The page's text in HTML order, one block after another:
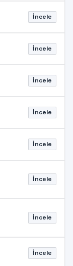
İncele
İncele
İncele
İncele
İncele
İncele
İncele
İncele